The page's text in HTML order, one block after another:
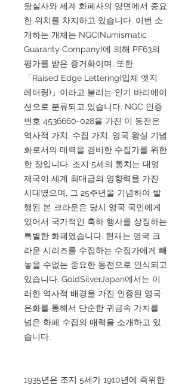
왕실사와 세계 화폐사의 양면에서 중요
한 위치를 차지하고 있습니다. 이번 소
개하는 개체는 NGC(Numismatic
Guaranty Company)에 의해 PF63의
평가를 받은 증거화이며, 또한
「Raised Edge Lettering(입체 엣지
레터링)」이라고 불리는 인기 바리에이
션으로 분류되고 있습니다. NGC 인증
번호 4536660-028을 가진 이 동전은
역사적 가치, 수집 가치, 영국 왕실 기념
화로서의 매력을 겸비한 수집가를 위한
한 장입니다. 조지 5세의 통치는 대영
제국이 세계 최대급의 영향력을 가진
시대였으며, 그 25주년을 기념하여 발
행된 본 크라운은 당시 영국 국민에게
있어서 국가적인 축하 행사를 상징하는
특별한 화폐였습니다. 현재는 영국 크
라운 시리즈를 수집하는 수집가에게 빼
놓을 수없는 중요한 동전으로 인식되고
있습니다. GoldSilverJapan에서는 이
러한 역사적 배경을 가진 인증된 영국
은화를 통해서 단순한 귀금속 가치를
넘은 화폐 수집의 매력을 소개하고 있
습니다.
1935년은 조지 5세가 1910년에 즉위한